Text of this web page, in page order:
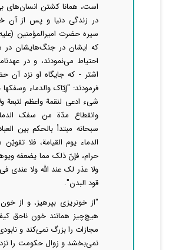
است، همانا کشتن انسان‌های
در زندگی دنیا و پس‌ از آن
سیره حضرت امیرالمؤمنین
که ایشان در جنگ‌هایشان در
احتیاط می‌نمودند، و در
اشتر - که جایگاه او نزد
فرمودند: "إیّاک والدماء
شیء ادعی لنقمة واعظم لتبعة
وانقطاع مدّة من سفک
سبحانه مبتدأ بالحکم بین
الدماء یوم القیامة، فلا
حرام، فإنّ ذلک مما یضعفه
ولا عذر لک عند الله ولا عندی
قود البدن".
"از خونریزی بپرهیز، و از
هیچ‌چیز همانند خون ناحق
مجازات را بزرگ نمی‌کند و
نمی‌بخشد و زوال حکومت را